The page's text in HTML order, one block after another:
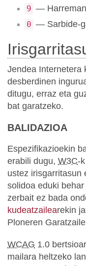
9 —
0 — Sarbide-
Jendea Internetera
desberdinen
ditugu, erraz eta
bat garatzeko.
BALIDAZIOA
Espezifikazioekin
erabili dugu, W3C-
ustez irisgarritasun
solidoa eduki
zerbait ez bada
kudeatzailearekin
Ploneren
WCAG 1.0
mailara heltzeko